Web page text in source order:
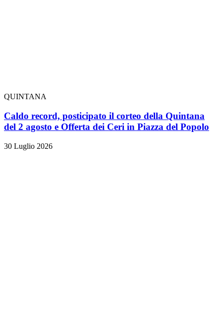
QUINTANA
Caldo record, posticipato il corteo della Quintana
del 2 agosto e Offerta dei Ceri in Piazza del Popolo
30 Luglio 2026